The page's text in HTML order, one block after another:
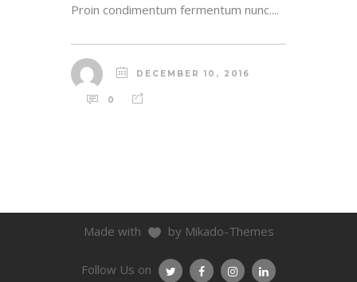
Proin condimentum fermentum nunc....
DECEMBER 10, 2016
0
Made with by Mikado-Themes
Follow Us on